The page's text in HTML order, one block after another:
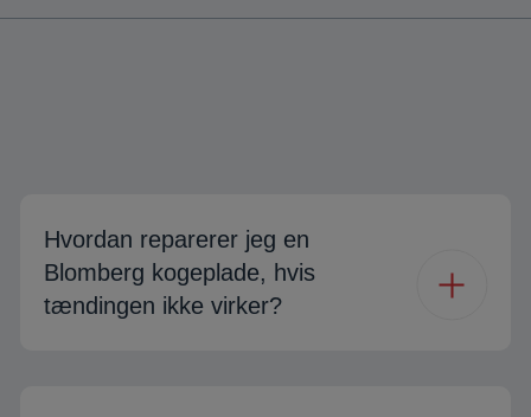
Hvordan reparerer jeg en
Blomberg kogeplade, hvis
tændingen ikke virker?